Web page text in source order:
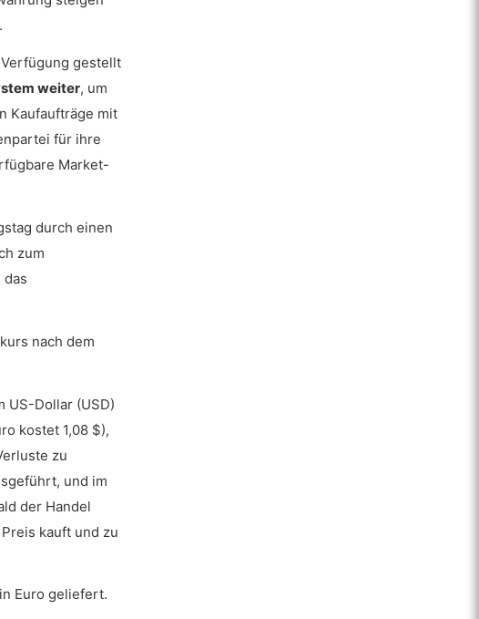
gestellt
weiter, um
Kaufaufträge mit
für ihre
Market-
durch einen
zum
nach dem
US-Dollar (USD)
kostet 1,08 $),
zu
und im
der Handel
kauft und zu
Euro geliefert.